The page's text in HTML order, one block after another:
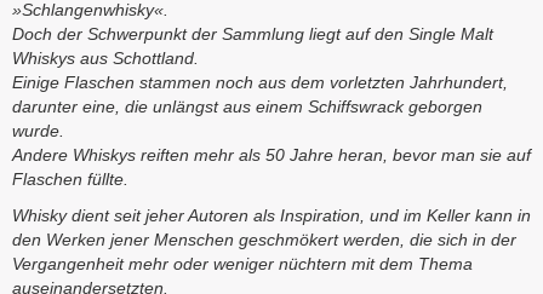
»Schlangenwhisky«.
Doch der Schwerpunkt der Sammlung liegt auf den Single Malt
Whiskys aus Schottland.
Einige Flaschen stammen noch aus dem vorletzten Jahrhundert,
darunter eine, die unlängst aus einem Schiffswrack geborgen
wurde.
Andere Whiskys reiften mehr als 50 Jahre heran, bevor man sie auf
Flaschen füllte.
Whisky dient seit jeher Autoren als Inspiration, und im Keller kann in
den Werken jener Menschen geschmökert werden, die sich in der
Vergangenheit mehr oder weniger nüchtern mit dem Thema
auseinandersetzten.